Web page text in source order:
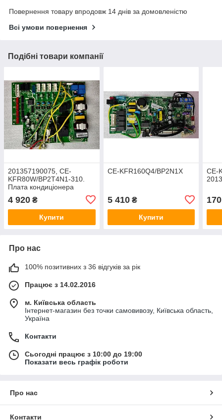
Повернення товару впродовж 14 днів за домовленістю
Всі умови повернення
Подібні товари компанії
201357190075, CE-
KFR80W/BP2T4N1-310.
Плата кондиціонера
4 920 ₴
Купити
CE-KFR160Q4/BP2N1X
5 410₴
Купити
CE-
170
Про нас
100% позитивних з 36 відгуків за рік
Працює з 14.02.2016
м. Київська область
Інтернет-магазин без точки самовивозу, Київська область,
Україна
Контакти
Сьогодні працює з 10:00 до 19:00
Показати весь графік роботи
Про нас
Контакти